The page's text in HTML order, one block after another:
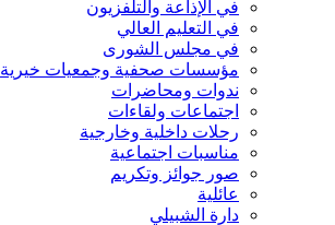
في الإذاعة والتلفزيون
في التعليم العالي
في مجلس الشورى
مؤسسات صحفية وجمعيات خيرية
ندوات ومحاضرات
اجتماعات ولقاءات
رحلات داخلية وخارجية
مناسبات اجتماعية
صور جوائز وتكريم
عائلية
دارة الشبيلي